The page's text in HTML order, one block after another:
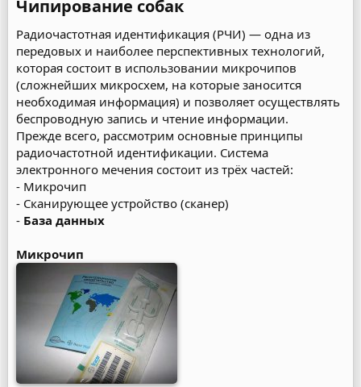
Чипирование собак​
Радиочастотная идентификация (РЧИ) — одна из
передовых и наиболее перспективных технологий,
которая состоит в использовании микрочипов
(сложнейших микросхем, на которые заносится
необходимая информация) и позволяет осуществлять
беспроводную запись и чтение информации.
Прежде всего, рассмотрим основные принципы
радиочастотной идентификации. Система
электронного мечения состоит из трёх частей:
- Микрочип
- Сканирующее устройство (сканер)
- База данных
Микрочип